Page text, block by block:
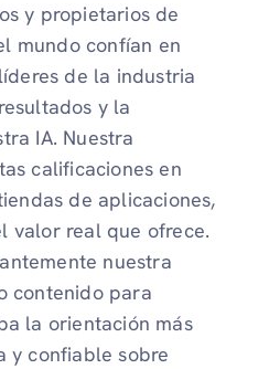
y propietarios de
mundo confían en
de la industria
y la
IA. Nuestra
calificaciones en
de aplicaciones,
valor real que ofrece.
nuestra
contenido para
la orientación más
y confiable sobre